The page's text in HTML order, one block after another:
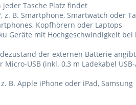
Tasche Platz findet
z. B. Smartphone, Smartwatch oder
Kopfhörern oder Laptops
Geräte mit Hochgeschwindigkeit bei
der externen Batterie angibt
USB (inkl. 0,3 m Ladekabel
B. Apple iPhone oder iPad, Samsung